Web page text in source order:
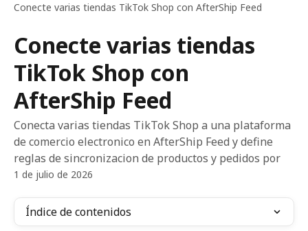
Conecte varias tiendas TikTok Shop con AfterShip Feed
Conecte varias tiendas
TikTok Shop con
AfterShip Feed
Conecta varias tiendas TikTok Shop a una plataforma
de comercio electronico en AfterShip Feed y define
reglas de sincronizacion de productos y pedidos por
1 de julio de 2026
Índice de contenidos